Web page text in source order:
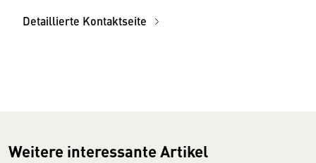
Detaillierte Kontaktseite
Weitere interessante Artikel